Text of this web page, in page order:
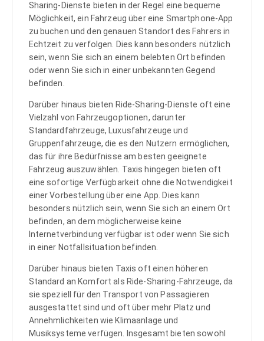
Sharing-Dienste bieten in der Regel eine bequeme
Möglichkeit, ein Fahrzeug über eine Smartphone-App
zu buchen und den genauen Standort des Fahrers in
Echtzeit zu verfolgen. Dies kann besonders nützlich
sein, wenn Sie sich an einem belebten Ort befinden
oder wenn Sie sich in einer unbekannten Gegend
befinden.
Darüber hinaus bieten Ride-Sharing-Dienste oft eine
Vielzahl von Fahrzeugoptionen, darunter
Standardfahrzeuge, Luxusfahrzeuge und
Gruppenfahrzeuge, die es den Nutzern ermöglichen,
das für ihre Bedürfnisse am besten geeignete
Fahrzeug auszuwählen. Taxis hingegen bieten oft
eine sofortige Verfügbarkeit ohne die Notwendigkeit
einer Vorbestellung über eine App. Dies kann
besonders nützlich sein, wenn Sie sich an einem Ort
befinden, an dem möglicherweise keine
Internetverbindung verfügbar ist oder wenn Sie sich
in einer Notfallsituation befinden.
Darüber hinaus bieten Taxis oft einen höheren
Standard an Komfort als Ride-Sharing-Fahrzeuge, da
sie speziell für den Transport von Passagieren
ausgestattet sind und oft über mehr Platz und
Annehmlichkeiten wie Klimaanlage und
Musiksysteme verfügen. Insgesamt bieten sowohl